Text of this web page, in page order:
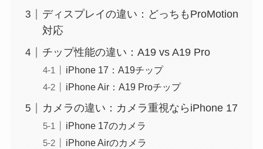
ディスプレイの違い：どっちもProMotion
対応
チップ性能の違い：A19 vs A19 Pro
iPhone 17：A19チップ
iPhone Air：A19 Proチップ
カメラの違い：カメラ重視ならiPhone 17
iPhone 17のカメラ
iPhone Airのカメラ